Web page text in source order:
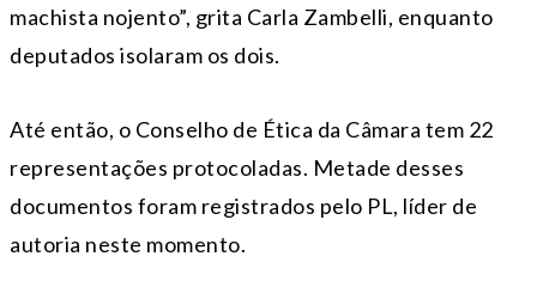
machista nojento”, grita Carla Zambelli, enquanto
deputados isolaram os dois.
Até então, o Conselho de Ética da Câmara tem 22
representações protocoladas. Metade desses
documentos foram registrados pelo PL, líder de
autoria neste momento.